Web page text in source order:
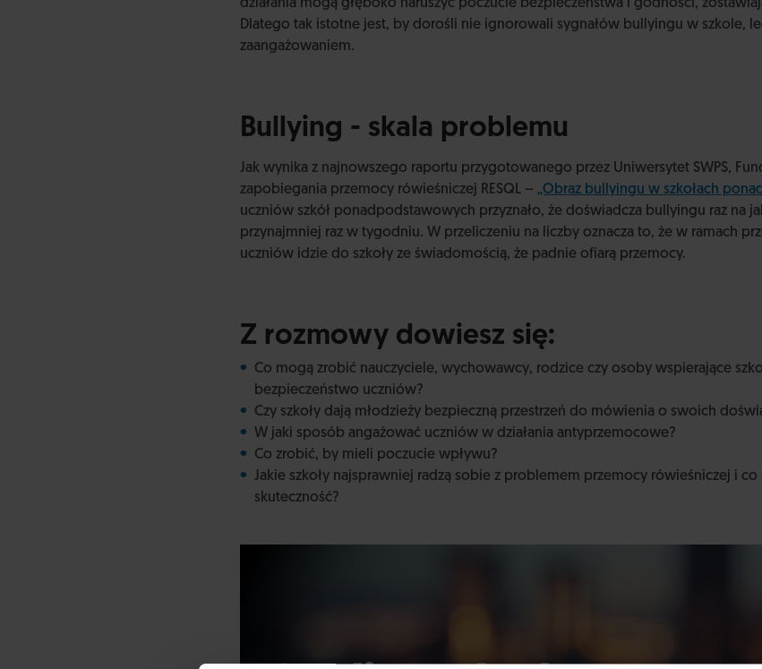
działania mogą głęboko naruszyć poczucie bezpieczeństwa i godności,
Dlatego tak istotne jest, by dorośli nie ignorowali sygnałów bullyingu w szkole,
zaangażowaniem.
Bullying - skala problemu
Jak wynika z najnowszego raportu przygotowanego przez Uniwersytet SWPS,
zapobiegania przemocy rówieśniczej RESQL – „Obraz bullyingu w szkołach
uczniów szkół ponadpodstawowych przyznało, że doświadcza bullyingu raz na
przynajmniej raz w tygodniu. W przeliczeniu na liczby oznacza to, że w ramach
uczniów idzie do szkoły ze świadomością, że padnie ofiarą przemocy.
Z rozmowy dowiesz się:
Co mogą zrobić nauczyciele, wychowawcy, rodzice czy osoby wspierające
bezpieczeństwo uczniów?
Czy szkoły dają młodzieży bezpieczną przestrzeń do mówienia o swoich
W jaki sposób angażować uczniów w działania antyprzemocowe?
Co zrobić, by mieli poczucie wpływu?
Jakie szkoły najsprawniej radzą sobie z problemem przemocy rówieśniczej i co
skuteczność?